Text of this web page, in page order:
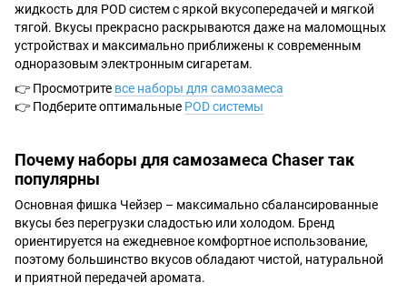
жидкость для POD систем с яркой вкусопередачей и мягкой
тягой. Вкусы прекрасно раскрываются даже на маломощных
устройствах и максимально приближены к современным
одноразовым электронным сигаретам.
👉 Просмотрите все наборы для самозамеса
👉 Подберите оптимальные POD системы
Почему наборы для самозамеса Chaser так
популярны
Основная фишка Чейзер – максимально сбалансированные
вкусы без перегрузки сладостью или холодом. Бренд
ориентируется на ежедневное комфортное использование,
поэтому большинство вкусов обладают чистой, натуральной
и приятной передачей аромата.